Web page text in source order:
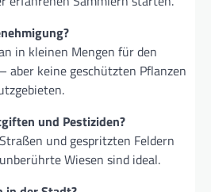
in kleinen Mengen für den
aber keine geschützten Pflanzen
und Pestiziden?
und gespritzten Feldern
Wiesen sind ideal.